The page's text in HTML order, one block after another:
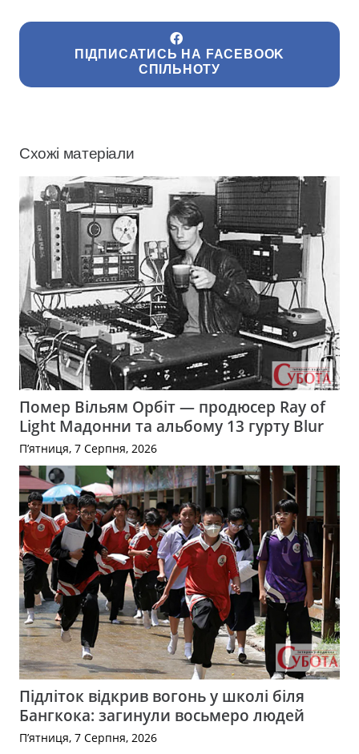
ПІДПИСАТИСЬ НА FACEBOOK
СПІЛЬНОТУ
Схожі матеріали
Помер Вільям Орбіт — продюсер Ray of
Light Мадонни та альбому 13 гурту Blur
П’ятниця, 7 Серпня, 2026
Підліток відкрив вогонь у школі біля
Бангкока: загинули восьмеро людей
П’ятниця, 7 Серпня, 2026